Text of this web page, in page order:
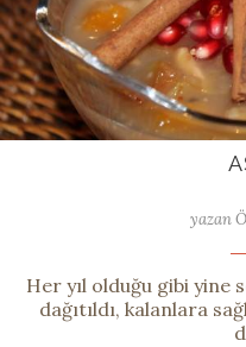
yazan
Her yıl olduğu gibi yine
dağıtıldı, kalanlara